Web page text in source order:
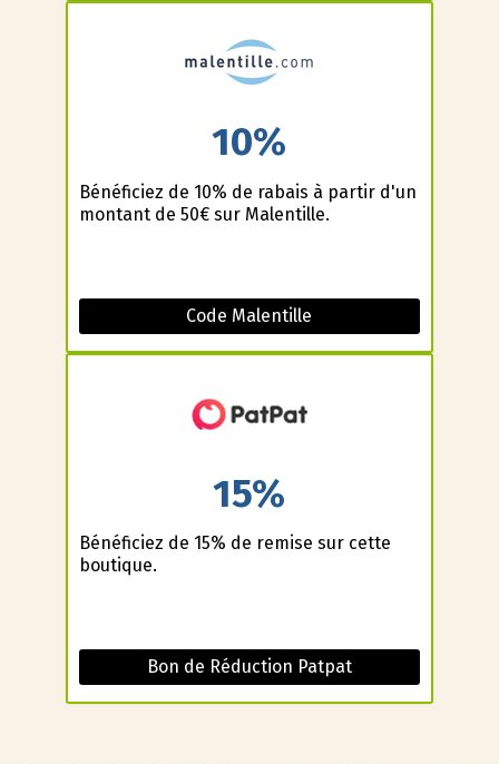
10%
Bénéficiez de 10% de rabais à partir d'un
montant de 50€ sur Malentille.
Code Malentille
15%
Bénéficiez de 15% de remise sur cette
boutique.
Bon de Réduction Patpat